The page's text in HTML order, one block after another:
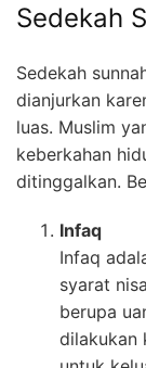
Sedekah
Sedekah
dianjurkan
luas. Muslim
keberkahan
ditinggalkan.
Infaq
Infaq
syarat
berupa
dilakukan